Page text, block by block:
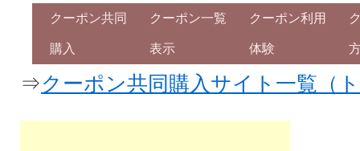
クーポン共同
購入
クーポン一覧
表示
クーポン利用
体験
⇒クーポン共同購入サイト一覧（